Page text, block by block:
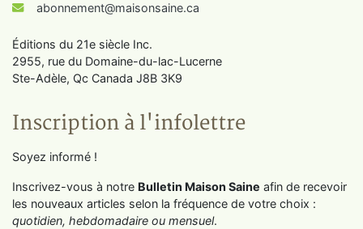
abonnement@maisonsaine.ca
Éditions du 21e siècle Inc.
2955, rue du Domaine-du-lac-Lucerne
Ste-Adèle, Qc Canada J8B 3K9
Inscription à l'infolettre
Soyez informé !
Inscrivez-vous à notre Bulletin Maison Saine afin de recevoir
les nouveaux articles selon la fréquence de votre choix :
quotidien, hebdomadaire ou mensuel.